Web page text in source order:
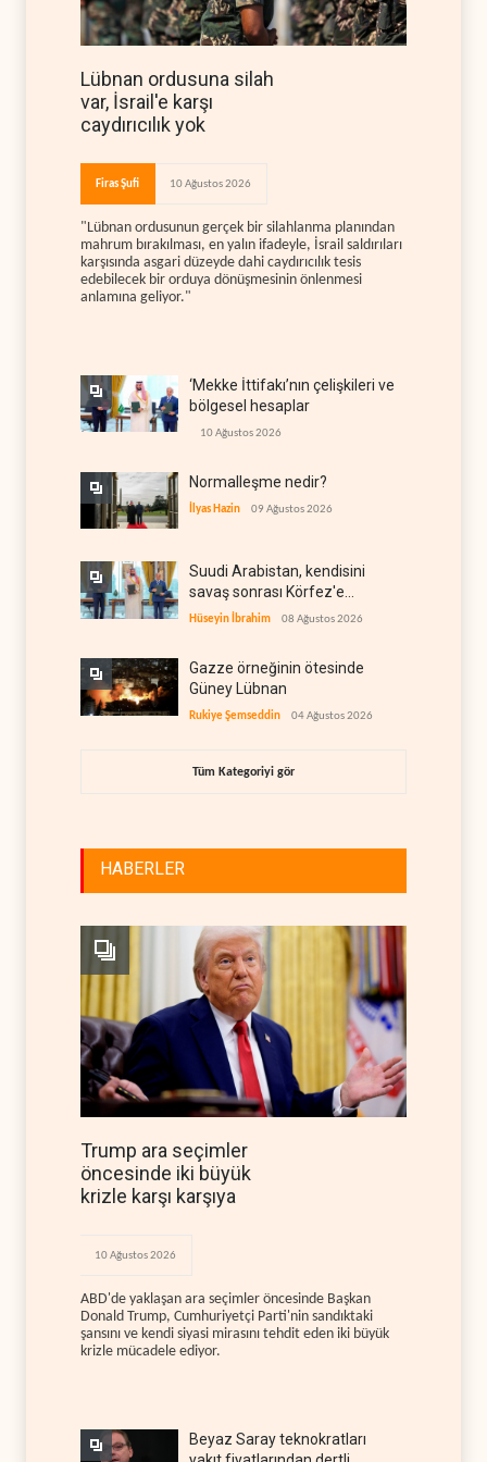
Lübnan ordusuna silah
var, İsrail'e karşı
caydırıcılık yok
Firas Şufi 10 Ağustos 2026
"Lübnan ordusunun gerçek bir silahlanma planından
mahrum bırakılması, en yalın ifadeyle, İsrail saldırıları
karşısında asgari düzeyde dahi caydırıcılık tesis
edebilecek bir orduya dönüşmesinin önlenmesi
anlamına geliyor."
‘Mekke İttifakı’nın çelişkileri ve
bölgesel hesaplar
10 Ağustos 2026
Normalleşme nedir?
İlyas Hazin 09 Ağustos 2026
Suudi Arabistan, kendisini
savaş sonrası Körfez'e
hazırlıyor
Hüseyin İbrahim 08 Ağustos 2026
Gazze örneğinin ötesinde
Güney Lübnan
Rukiye Şemseddin 04 Ağustos 2026
Tüm Kategoriyi gör
HABERLER
Trump ara seçimler
öncesinde iki büyük
krizle karşı karşıya
10 Ağustos 2026
ABD'de yaklaşan ara seçimler öncesinde Başkan
Donald Trump, Cumhuriyetçi Parti'nin sandıktaki
şansını ve kendi siyasi mirasını tehdit eden iki büyük
krizle mücadele ediyor.
Beyaz Saray teknokratları